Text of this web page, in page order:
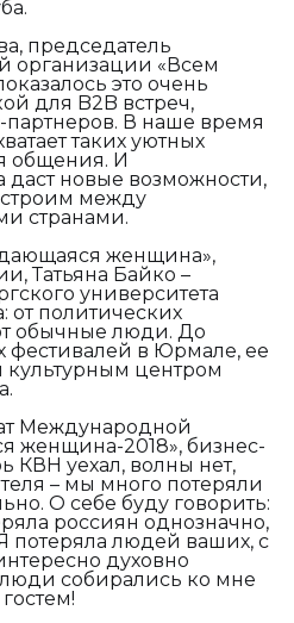
председатель
организации «Всем
это очень
для B2B встреч,
партнеров. В наше время
таких уютных
общения. И
даст новые возможности,
между
странами.
женщина»,
Татьяна Байко –
университета
от политических
обычные люди. До
фестивалей в Юрмале, ее
центром
Международной
женщина-2018», бизнес-
КВН уехал, волны нет,
– мы много потеряли
О себе буду говорить:
россиян однозначно,
потеряла людей ваших, с
духовно
собирались ко мне